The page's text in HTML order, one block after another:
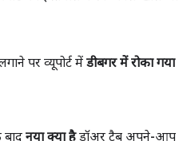
पर व्यूपोर्ट में डीबगर में रोका गया
नया क्या हैड्रॉअर टैब अपने-आप